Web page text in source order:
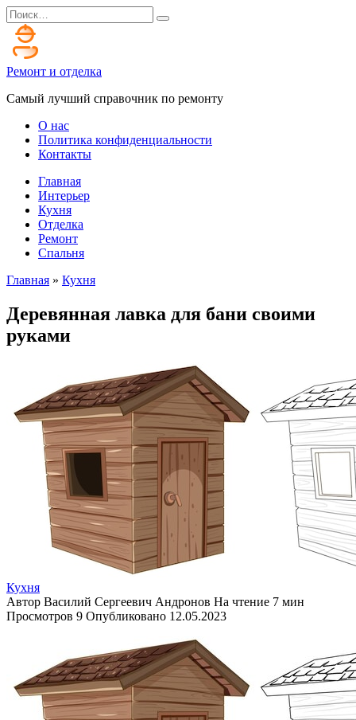
Перейти
к
содержанию
Search
for:
Ремонт и отделка
Самый лучший справочник по ремонту
О нас
Политика конфиденциальности
Контакты
Главная
Интерьер
Кухня
Отделка
Ремонт
Спальня
Главная » Кухня
Деревянная лавка для бани своими
руками
Кухня
Автор Василий Сергеевич Андронов На чтение 7 мин
Просмотров 9 Опубликовано 12.05.2023